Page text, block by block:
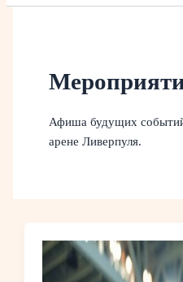
Афиша будущих
арене Ливерпуля.